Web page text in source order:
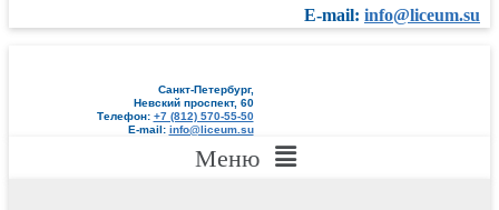
E-mail: info@liceum.su
Санкт-Петербург,
Невский проспект, 60
Телефон: +7 (812) 570-55-50
E-mail: info@liceum.su
Меню